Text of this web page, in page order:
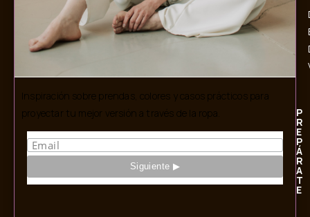
Inspiración sobre prendas, colores y casos prácticos para
proyectar tu mejor versión a través de la ropa.
P
R
E
P
Á
R
A
T
E